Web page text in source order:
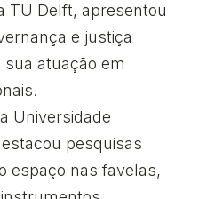
TU Delft, apresentou
e justiça
atuação em
Universidade
pesquisas
espaço nas favelas,